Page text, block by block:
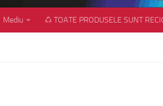
Mediu ♺ TOATE PRODUSELE SUNT